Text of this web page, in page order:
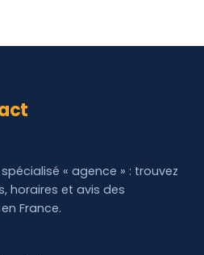
« agence » : trouvez
horaires et avis des
France.